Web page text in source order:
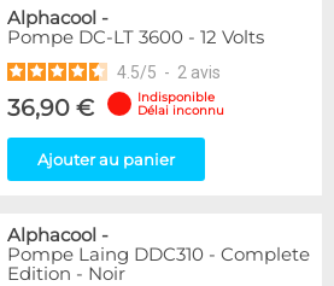
Alphacool -
Pompe DC-LT 3600 - 12 Volts
4.5/5 - 2 avis
36,90 €
Indisponible
Délai inconnu
Ajouter au panier
Alphacool -
Pompe Laing DDC310 - Complete
Edition - Noir